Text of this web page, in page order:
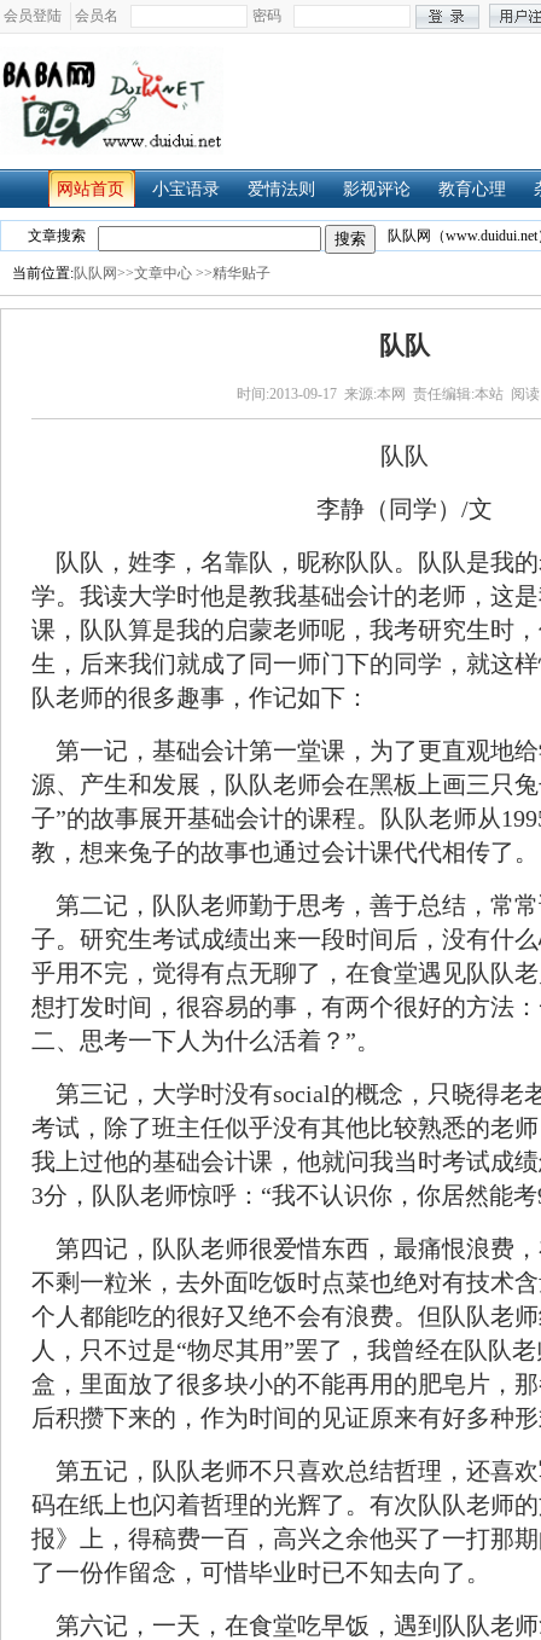
会员登陆 会员名 密码
网站首页 小宝语录 爱情法则 影视评论 教育心理
文章搜索 队队网（
当前位置:队队网>>文章中心 >>精华贴子
队队
时间:2013-09-17 来源:本网 责任编辑:本站 阅
队队
李静（同学）/文
队队，姓李，名靠队，昵称队队。队队是我
学。我读大学时他是教我基础会计的老师，这
课，队队算是我的启蒙老师呢，我考研究生时
生，后来我们就成了同一师门下的同学，就这
队老师的很多趣事，作记如下：
第一记，基础会计第一堂课，为了更直观地
源、产生和发展，队队老师会在黑板上画三只
子”的故事展开基础会计的课程。队队老师从
教，想来兔子的故事也通过会计课代代相传了。
第二记， 队队老师勤于思考，善于总结，常
子。研究生考试成绩出来一段时间后，没有什
乎用不完，觉得有点无聊了，在食堂遇见队队
想打发时间，很容易的事，有两个很好的方法
二、思考一下人为什么活着？”。
第三记，大学时没有social的概念，只晓得老
考试，除了班主任似乎没有其他比较熟悉的老
我上过他的基础会计课，他就问我当时考试成
3分，队队老师惊呼：“我不认识你，你居然能考
第四记，队队老师很爱惜东西，最痛恨浪费
不剩一粒米，去外面吃饭时点菜也绝对有技术
个人都能吃的很好又绝不会有浪费。但队队老
人，只不过是“物尽其用”罢了，我曾经在队队
盒，里面放了很多块小的不能再用的肥皂片，
后积攒下来的，作为时间的见证原来有好多种
第五记，队队老师不只喜欢总结哲理，还喜
码在纸上也闪着哲理的光辉了。有次队队老师
报》上，得稿费一百，高兴之余他买了一打那
了一份作留念，可惜毕业时已不知去向了。
第六记，一天，在食堂吃早饭，遇到队队老